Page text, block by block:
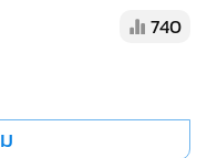
ะอดีตประธานคณะ
ทั้งบ็อบบี้ สก็อตต์ นัก
ริกันในเวอร์จิเนีย ส่ง
บรวมเสียงสนับสนุนไบ
740